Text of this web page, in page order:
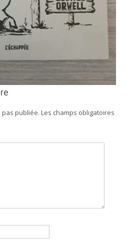
publiée. Les champs obligatoires